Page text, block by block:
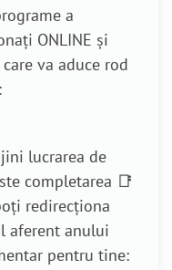
a
ONLINE și
va aduce rod
lucrarea de
completarea 📑
redirecționa
aferent anului
pentru tine: